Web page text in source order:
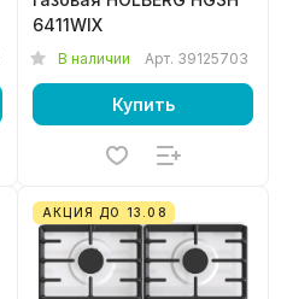
6411WIX
В наличии Арт. 39125703
Купить
АКЦИЯ ДО 13.08